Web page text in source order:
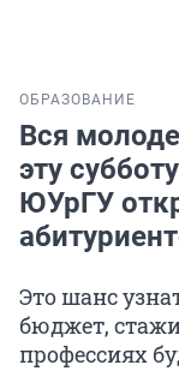
ОБРАЗОВАНИЕ
Вся
эту
ЮУрГУ
Это шанс
бюджет,
профессиях